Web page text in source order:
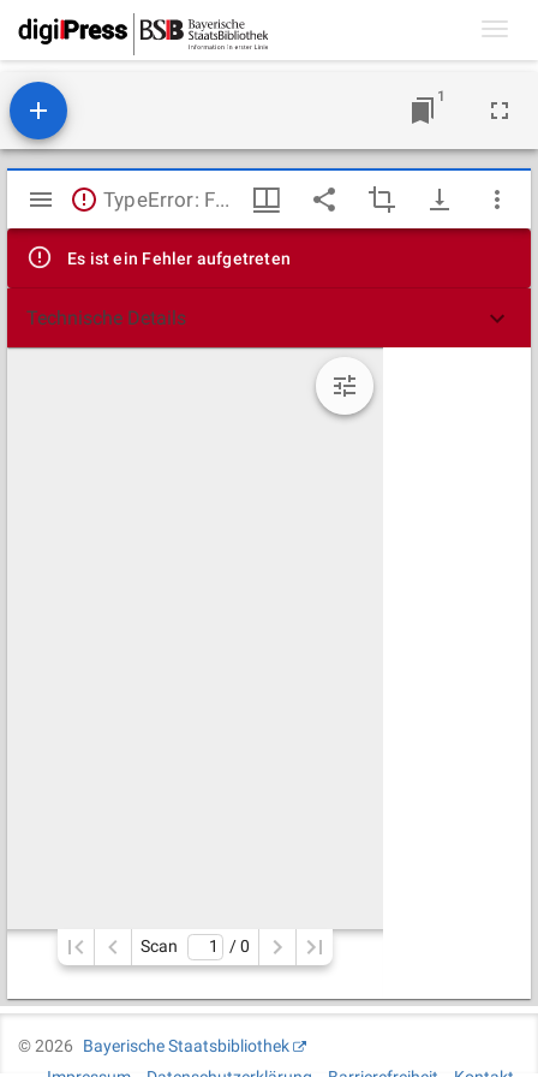
1
Mirador
Viewer
TypeError: Failed to fetch
Es ist ein Fehler aufgetreten
Technische Details
Scan / 0
©2026
Bayerische Staatsbibliothek